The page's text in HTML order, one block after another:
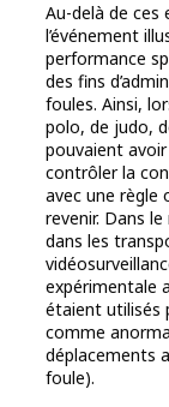
Au-delà de ces
l’événement
performance
des fins
foules. Ainsi,
polo, de judo,
pouvaient
contrôler la
avec une règle
revenir. Dans
dans les
expérimentale
étaient utilisés
comme
déplacements
foule).